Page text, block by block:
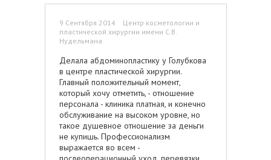
неудивительно, до этого момента мне
были непривычными. Самый главный
положительный момент, который хочу
отметить, - отношение персонала -
клиника платная, и конечно
обслуживание на высоком уровне, но
такое душевное отношение за деньги
не купишь. Профессионализм
выражается во всем -
послеоперационный уход, перевязки,
питание, консультации специалистов.
Очень понравился доктор - Николай
Александрович - это профи своего
дела. Спасибо всему персоналу за
9 Сентября 2014 Центр косметологии и
пластической хирургии имени С.В.
Нудельмана
Делала абдоминопластику у Голубкова
в центре пластической хирургии.
Главный положительный момент,
который хочу отметить, - отношение
персонала - клиника платная, и конечно
обслуживание на высоком уровне, но
такое душевное отношение за деньги
не купишь. Профессионализм
выражается во всем -